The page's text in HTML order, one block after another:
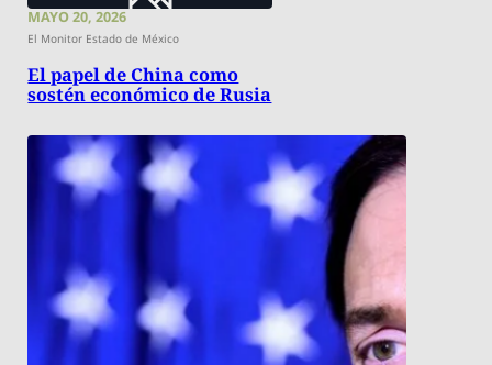
MAYO 20, 2026
El Monitor Estado de México
El papel de China como
sostén económico de Rusia